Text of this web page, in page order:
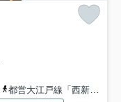
都営大江戸線「西新宿五丁目」駅 徒歩10分